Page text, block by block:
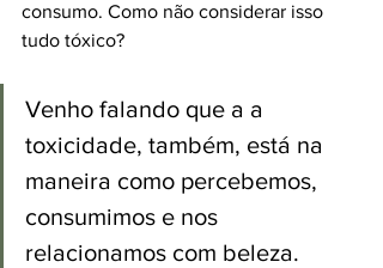
consumo. Como não considerar isso
tudo tóxico?
Venho falando que a a
toxicidade, também, está na
maneira como percebemos,
consumimos e nos
relacionamos com beleza.